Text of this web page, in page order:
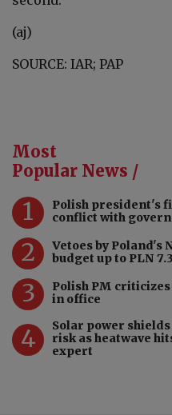
(aj)
SOURCE: IAR; PAP
Most
Popular News /
1
Polish president's
conflict with
2
Vetoes by Poland's
budget up to PLN
3
Polish PM
in office
4
Solar power
risk as heatwave
expert